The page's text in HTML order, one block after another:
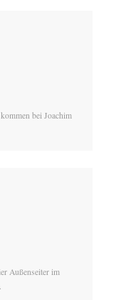
bei Joachim
Außenseiter im